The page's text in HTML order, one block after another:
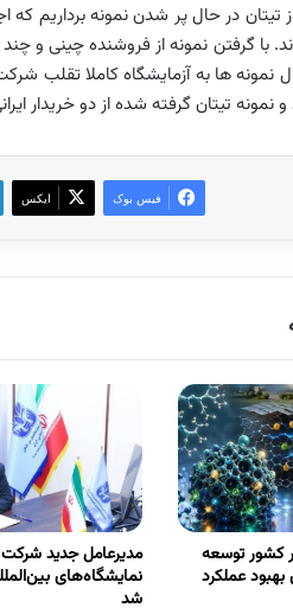
تیتان در حال پر شدن نمونه برداریم که
با گرفتن نمونه از فروشنده چینی و
نمونه ها به آزمایشگاه کاملا
تیتان گرفته شده از دو خریدار ایرانی حاوی 30
فیس بوک ایکس
کشور توسعه
بهبود عملکرد
مدیرعامل جدید
نمایشگاه‌های
شد